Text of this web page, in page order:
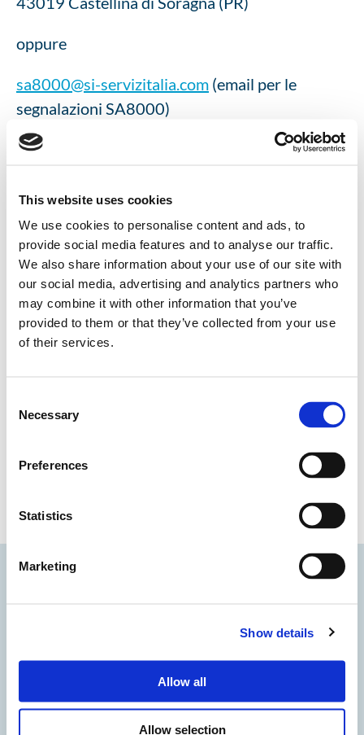
This website uses cookies
We use cookies to personalise content and ads, to
provide social media features and to analyse our traffic.
We also share information about your use of our site with
our social media, advertising and analytics partners who
may combine it with other information that you’ve
provided to them or that they’ve collected from your use
of their services.
Selection
Necessary
Preferences
Statistics
Marketing
Show details
Allow all
Allow selection
oppure
sa8000@si-servizitalia.com (email per le
segnalazioni SA8000)
sa8000@sgs.com
(Ente di Certificazione
Nazionale SGS Italia S.p.A.)
Certificazione internazionale SAAS)
La presa in carico della segnalazione verrà
eseguita nel più breve tempo possibile (max
5gg). L’Ufficio Gestione Reclami SA8000
comunicherà al mittente (laddove possibile) i
tempi stimati per la risoluzione della
correttive.